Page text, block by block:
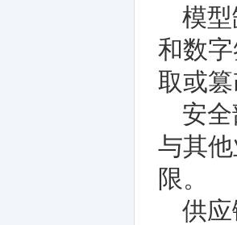
模
和数
取或
安
与其
限。
供